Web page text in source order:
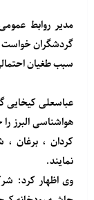
مدیر روابط
گردشگران خواست
سبب طغیان
عباسعلی کیخایی
هواشناسی البرز
کردان ، برغان ،
نمایند.
وی اظهار کرد: